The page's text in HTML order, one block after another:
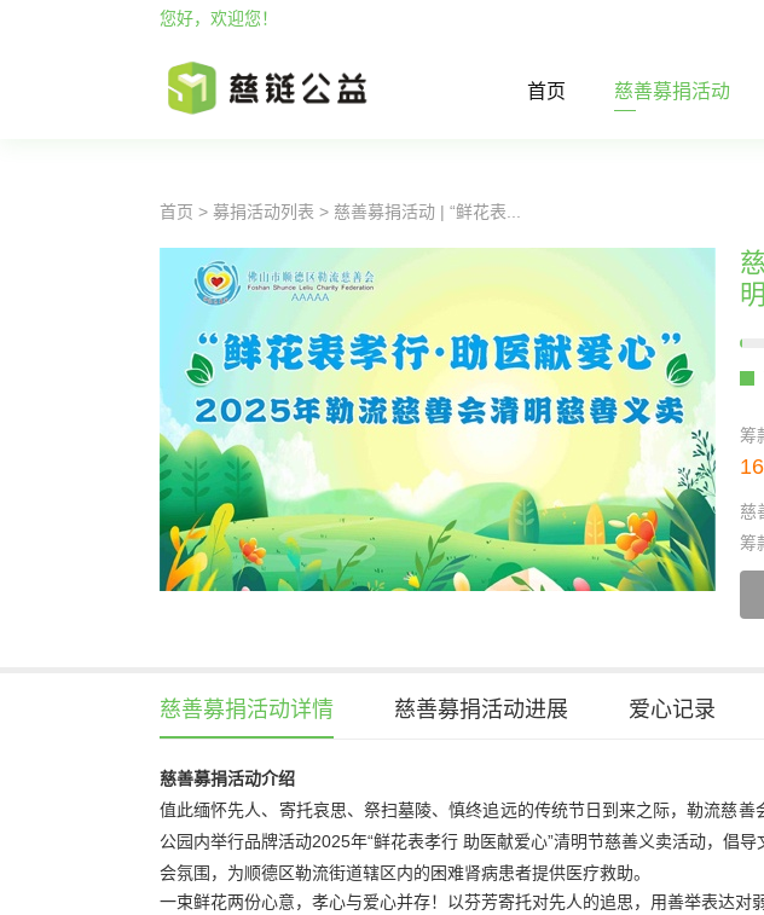
您好，欢迎您！
首页 慈善募捐活动
首页 > 募捐活动列表 > 慈善募捐活动 | “鲜花表...
筹
慈
筹
慈善募捐活动详情 慈善募捐活动进展 爱心记录
慈善募捐活动介绍
值此缅怀先人、寄托哀思、祭扫墓陵、慎终追远的传统节日到来之际，勒流慈
公园内举行品牌活动2025年“鲜花表孝行 助医献爱心”清明节慈善义卖活动，倡
会氛围，为顺德区勒流街道辖区内的困难肾病患者提供医疗救助。
一束鲜花两份心意，孝心与爱心并存！以芬芳寄托对先人的追思，用善举表达对